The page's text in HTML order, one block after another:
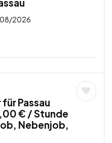
2026
Passau
€ / Stunde
Nebenjob,